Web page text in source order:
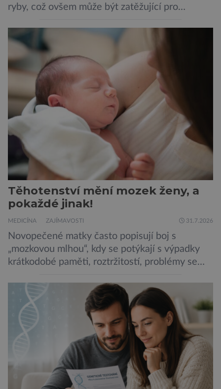
ryby, což ovšem může být zatěžující pro
doporučení se nyní staly konzervované
sardinky, které si může dovolit opravdu každý
„Místo toho, aby poskytovaly izolované
mononutrienty, jsou rybí konzervy kompletní
potravinou,“ říká nutriční specialista Colin
Robertson a zdůrazňuje […]
Těhotenství mění mozek ženy, a
pokaždé jinak!
MEDICÍNA ZAJÍMAVOSTI 31.7.2026
Novopečené matky často popisují boj s
„mozkovou mlhou“, kdy se potýkají s výpadky
krátkodobé paměti, roztržitostí, problémy se
obtíže byly dlouhou dobu připisovány
nedostatku spánku a stresu při péči o
novorozence. Nyní se však ukazuje, že za tím
stojí změny v mozku vyvolané těhotenstvím!
Poporodní mozková mlha, v angličtině […]